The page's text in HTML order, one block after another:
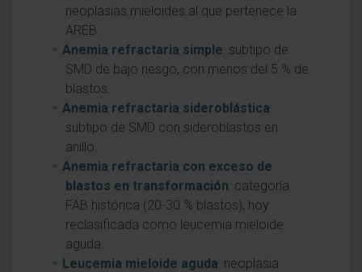
neoplasias mieloides al que pertenece la
AREB.
Anemia refractaria simple: subtipo de
SMD de bajo riesgo, con menos del 5 % de
blastos.
Anemia refractaria sideroblástica:
subtipo de SMD con sideroblastos en
anillo.
Anemia refractaria con exceso de
blastos en transformación: categoría
FAB histórica (20-30 % blastos), hoy
reclasificada como leucemia mieloide
aguda.
Leucemia mieloide aguda: neoplasia